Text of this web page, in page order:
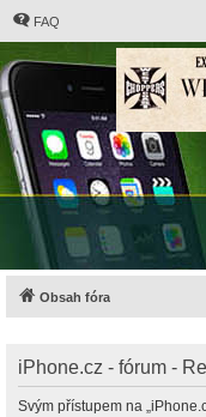
FAQ
Obsah fóra
iPhone.cz - fórum -
Svým přístupem na